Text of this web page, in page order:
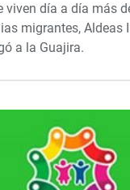
viven día a día más
migrantes, Aldeas
a la Guajira.